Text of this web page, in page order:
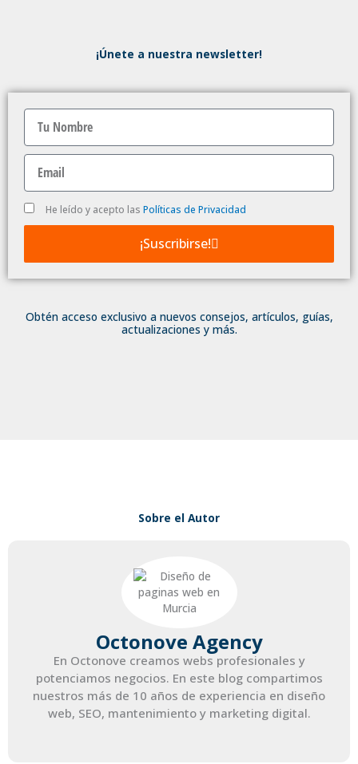
¡Únete a nuestra newsletter!
Nombre
Email
Politica
de
He leído y acepto las Políticas de Privacidad
¡Suscribirse!
Obtén acceso exclusivo a nuevos consejos, artículos, guías,
actualizaciones y más.
Sobre el Autor
Octonove Agency
En Octonove creamos webs profesionales y
potenciamos negocios. En este blog compartimos
nuestros más de 10 años de experiencia en diseño
web, SEO, mantenimiento y marketing digital.